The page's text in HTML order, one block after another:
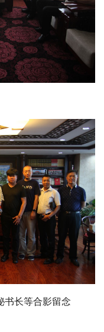
书长等合影留念